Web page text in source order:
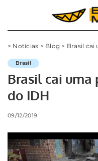
> Notícias > Blog > Brasil cai
Brasil
Brasil cai uma
do IDH
09/12/2019